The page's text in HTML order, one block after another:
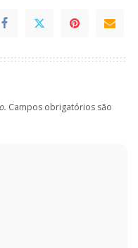
Campos obrigatórios são